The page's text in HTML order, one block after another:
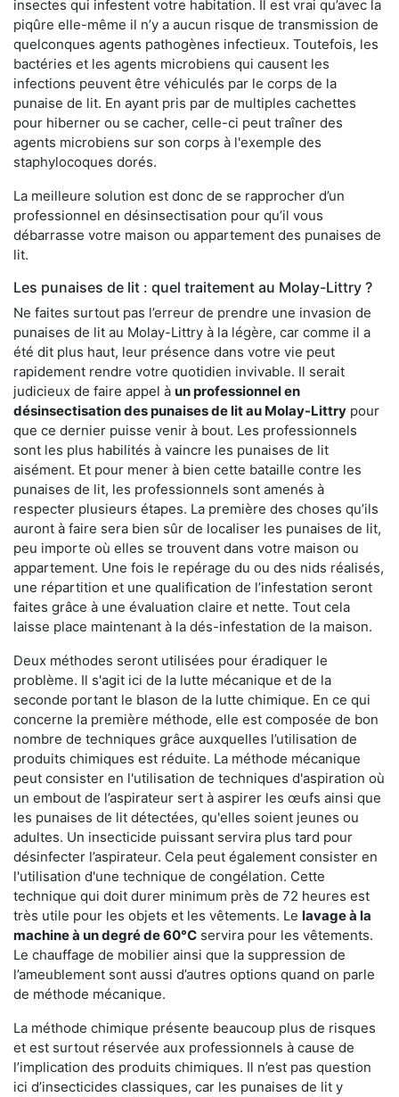
insectes qui infestent votre habitation. Il est vrai qu’avec la
piqûre elle-même il n’y a aucun risque de transmission de
quelconques agents pathogènes infectieux. Toutefois, les
bactéries et les agents microbiens qui causent les
infections peuvent être véhiculés par le corps de la
punaise de lit. En ayant pris par de multiples cachettes
pour hiberner ou se cacher, celle-ci peut traîner des
agents microbiens sur son corps à l'exemple des
staphylocoques dorés.
La meilleure solution est donc de se rapprocher d’un
professionnel en désinsectisation pour qu’il vous
débarrasse votre maison ou appartement des punaises de
lit.
Les punaises de lit : quel traitement au Molay-Littry ?
Ne faites surtout pas l’erreur de prendre une invasion de
punaises de lit au Molay-Littry à la légère, car comme il a
été dit plus haut, leur présence dans votre vie peut
rapidement rendre votre quotidien invivable. Il serait
judicieux de faire appel à un professionnel en
désinsectisation des punaises de lit au Molay-Littry pour
que ce dernier puisse venir à bout. Les professionnels
sont les plus habilités à vaincre les punaises de lit
aisément. Et pour mener à bien cette bataille contre les
punaises de lit, les professionnels sont amenés à
respecter plusieurs étapes. La première des choses qu’ils
auront à faire sera bien sûr de localiser les punaises de lit,
peu importe où elles se trouvent dans votre maison ou
appartement. Une fois le repérage du ou des nids réalisés,
une répartition et une qualification de l’infestation seront
faites grâce à une évaluation claire et nette. Tout cela
laisse place maintenant à la dés-infestation de la maison.
Deux méthodes seront utilisées pour éradiquer le
problème. Il s'agit ici de la lutte mécanique et de la
seconde portant le blason de la lutte chimique. En ce qui
concerne la première méthode, elle est composée de bon
nombre de techniques grâce auxquelles l’utilisation de
produits chimiques est réduite. La méthode mécanique
peut consister en l'utilisation de techniques d'aspiration où
un embout de l’aspirateur sert à aspirer les œufs ainsi que
les punaises de lit détectées, qu'elles soient jeunes ou
adultes. Un insecticide puissant servira plus tard pour
désinfecter l’aspirateur. Cela peut également consister en
l'utilisation d'une technique de congélation. Cette
technique qui doit durer minimum près de 72 heures est
très utile pour les objets et les vêtements. Le lavage à la
machine à un degré de 60°C servira pour les vêtements.
Le chauffage de mobilier ainsi que la suppression de
l’ameublement sont aussi d’autres options quand on parle
de méthode mécanique.
La méthode chimique présente beaucoup plus de risques
et est surtout réservée aux professionnels à cause de
l’implication des produits chimiques. Il n’est pas question
ici d’insecticides classiques, car les punaises de lit y